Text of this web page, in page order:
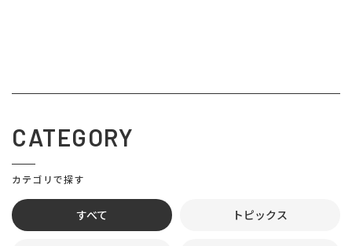
CATEGORY
カテゴリで探す
すべて トピックス